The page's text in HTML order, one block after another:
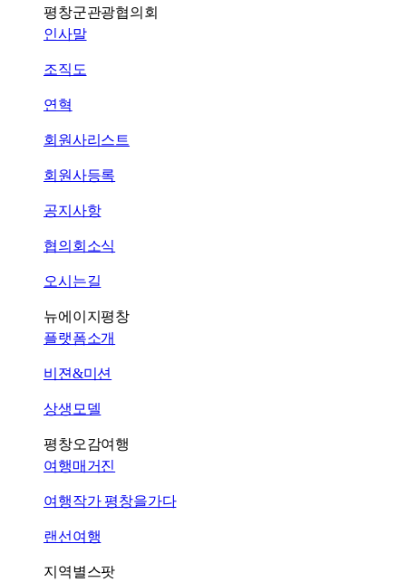
평창군관광협의회
인사말
조직도
연혁
회원사리스트
회원사등록
공지사항
협의회소식
오시는길
뉴에이지평창
플랫폼소개
비젼&미션
상생모델
평창오감여행
여행매거진
여행작가 평창을가다
랜선여행
지역별스팟